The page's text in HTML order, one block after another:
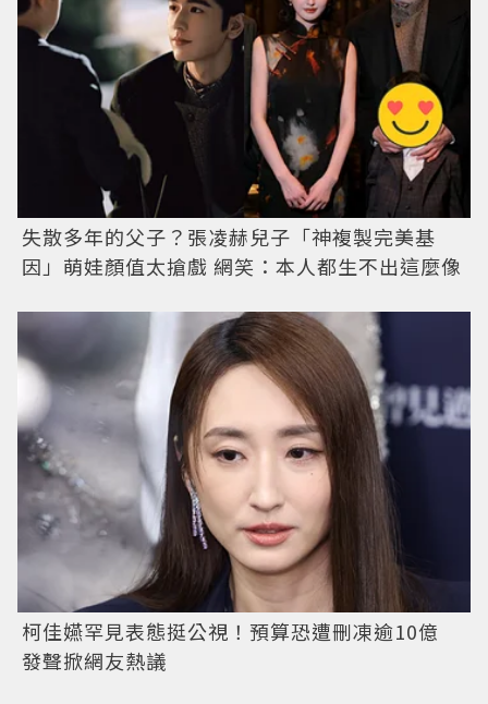
失散多年的父子？張凌赫兒子「神複製完美基
因」萌娃顏值太搶戲 網笑：本人都生不出這麼像
柯佳嬿罕見表態挺公視！預算恐遭刪凍逾10億
發聲掀網友熱議